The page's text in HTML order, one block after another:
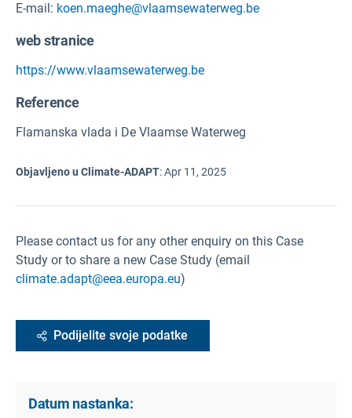
E-mail: koen.maeghe@vlaamsewaterweg.be
web stranice
https://www.vlaamsewaterweg.be
Reference
Flamanska vlada i De Vlaamse Waterweg
Objavljeno u Climate-ADAPT:Apr 11, 2025
Please contact us for any other enquiry on this Case
Study or to share a new Case Study (email
climate.adapt@eea.europa.eu)
Podijelite svoje podatke
Datum nastanka: